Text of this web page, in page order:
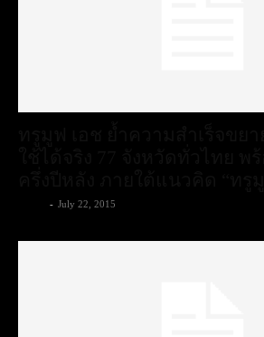
- July 22, 2015